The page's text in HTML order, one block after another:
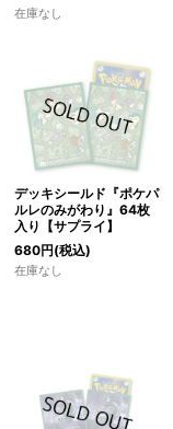
在庫なし
デッキシールド『ポケパ
ルレのみがわり』64枚
入り【サプライ】
680円(税込)
在庫なし